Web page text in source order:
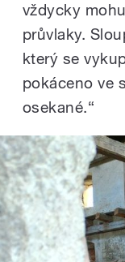
vždycky
průvlaky.
který se
pokáceno ve
osekané.“